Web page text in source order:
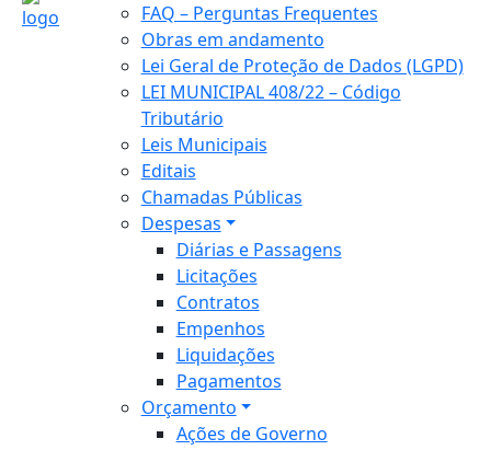
FAQ – Perguntas Frequentes
Obras em andamento
Lei Geral de Proteção de Dados (LGPD)
LEI MUNICIPAL 408/22 – Código
Tributário
Leis Municipais
Editais
Chamadas Públicas
Despesas
Diárias e Passagens
Licitações
Contratos
Empenhos
Liquidações
Pagamentos
Orçamento
Ações de Governo